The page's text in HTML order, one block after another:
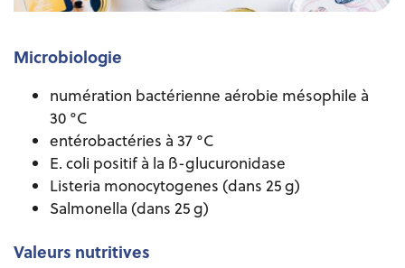
Microbiologie
numération bactérienne aérobie mésophile à
30 °C
entérobactéries à 37 °C
E. coli positif à la ß-glucuronidase
Listeria monocytogenes (dans 25 g)
Salmonella (dans 25 g)
Valeurs nutritives